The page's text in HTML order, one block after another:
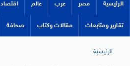
الرئيسية مصر عرب عالم اقتصاد
تقارير ومتابعات مقالات وكتاب صحافة
الرئيسية